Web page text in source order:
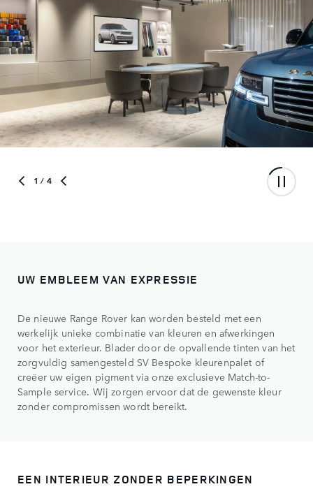
1 / 4
UW EMBLEEM VAN EXPRESSIE
De nieuwe Range Rover kan worden besteld met een
werkelijk unieke combinatie van kleuren en afwerkingen
voor het exterieur. Blader door de opvallende tinten van het
zorgvuldig samengesteld SV Bespoke kleurenpalet of
creëer uw eigen pigment via onze exclusieve Match-to-
Sample service. Wij zorgen ervoor dat de gewenste kleur
zonder compromissen wordt bereikt.
EEN INTERIEUR ZONDER BEPERKINGEN